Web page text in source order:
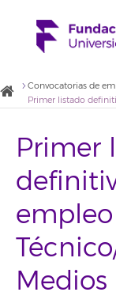
Convocatorias de
Primer
Medios